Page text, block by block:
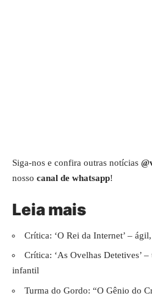
Siga-nos e confira outras notícias
nosso canal de whatsapp!
Leia mais
Crítica: ‘O Rei da Internet’ –
Crítica: ‘As Ovelhas Detetives’
infantil
Turma do Gordo: “O Gênio do